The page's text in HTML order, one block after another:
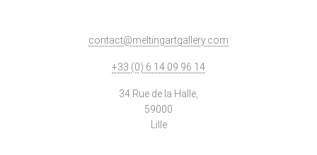
contact@meltingartgallery.com
+33 (0) 6 14 09 96 14
34 Rue de la Halle,
59000
Lille